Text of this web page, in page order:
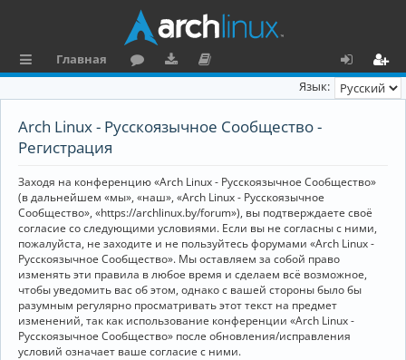
л
и
Главная
н
та
ц
и
я
х
ег
Язык:
Arch Linux - Русскоязычное Сообщество -
Регистрация
Заходя на конференцию «Arch Linux - Русскоязычное Сообщество»
(в дальнейшем «мы», «наш», «Arch Linux - Русскоязычное
Сообщество», «https://archlinux.by/forum»), вы подтверждаете своё
согласие со следующими условиями. Если вы не согласны с ними,
пожалуйста, не заходите и не пользуйтесь форумами «Arch Linux -
Русскоязычное Сообщество». Мы оставляем за собой право
изменять эти правила в любое время и сделаем всё возможное,
чтобы уведомить вас об этом, однако с вашей стороны было бы
разумным регулярно просматривать этот текст на предмет
изменений, так как использование конференции «Arch Linux -
Русскоязычное Сообщество» после обновления/исправления
условий означает ваше согласие с ними.